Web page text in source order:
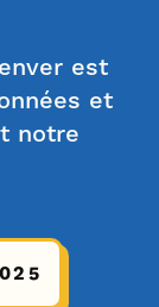
est
et
notre